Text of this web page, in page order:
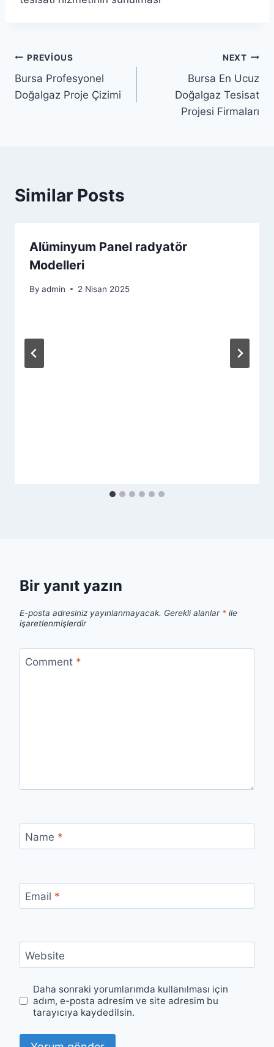
Yazı
gezinmesi
PREVIOUS
Bursa Profesyonel
Doğalgaz Proje Çizimi
NEXT
Bursa En Ucuz
Doğalgaz Tesisat
Projesi Firmaları
Similar Posts
Alüminyum Panel radyatör
Modelleri
By admin 2 Nisan 2025
Bir yanıt yazın
E-posta adresiniz yayınlanmayacak. Gerekli alanlar * ile
işaretlenmişlerdir
Comment *
Name *
Email *
Website
Daha sonraki yorumlarımda kullanılması için
adım, e-posta adresim ve site adresim bu
tarayıcıya kaydedilsin.